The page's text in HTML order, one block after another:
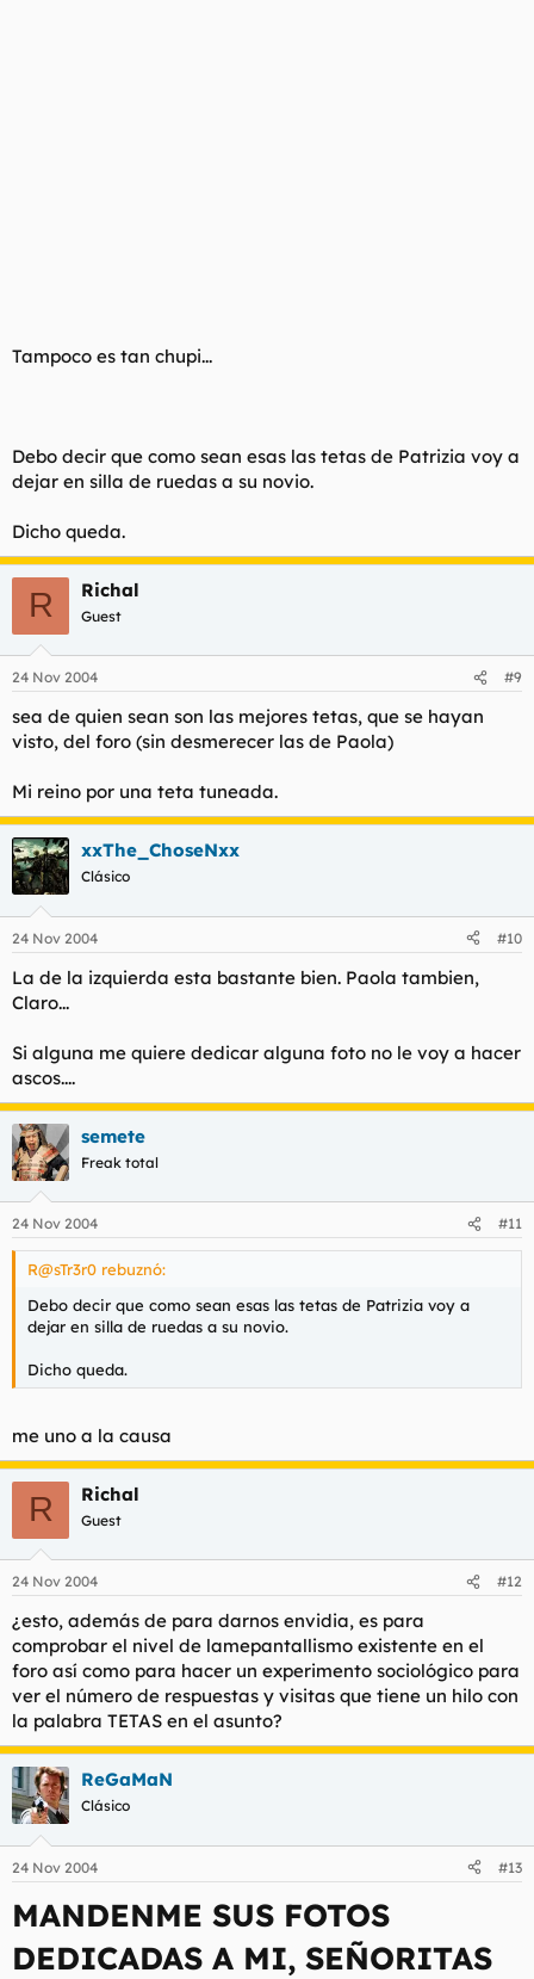
Tampoco es tan chupi...
Debo decir que como sean esas las tetas de Patrizia voy a
dejar en silla de ruedas a su novio.
Dicho queda.
R Richal
Guest
24 Nov 2004 #9
sea de quien sean son las mejores tetas, que se hayan
visto, del foro (sin desmerecer las de Paola)
Mi reino por una teta tuneada.
xxThe_ChoseNxx
Clásico
24 Nov 2004 #10
La de la izquierda esta bastante bien. Paola tambien,
Claro...
Si alguna me quiere dedicar alguna foto no le voy a hacer
ascos....
semete
Freak total
24 Nov 2004 #11
R@sTr3r0 rebuznó:
Debo decir que como sean esas las tetas de Patrizia voy a
dejar en silla de ruedas a su novio.
Dicho queda.
me uno a la causa
R Richal
Guest
24 Nov 2004 #12
¿esto, además de para darnos envidia, es para
comprobar el nivel de lamepantallismo existente en el
foro así como para hacer un experimento sociológico para
ver el número de respuestas y visitas que tiene un hilo con
la palabra TETAS en el asunto?
ReGaMaN
Clásico
24 Nov 2004 #13
MANDENME SUS FOTOS
DEDICADAS A MI, SEÑORITAS